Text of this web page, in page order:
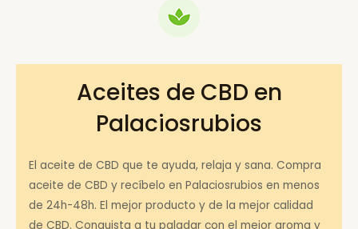
Aceites de CBD en
Palaciosrubios
El aceite de CBD que te ayuda, relaja y sana. Compra
aceite de CBD y recíbelo en Palaciosrubios en menos
de 24h-48h. El mejor producto y de la mejor calidad
de CBD. Conquista a tu paladar con el mejor aroma y